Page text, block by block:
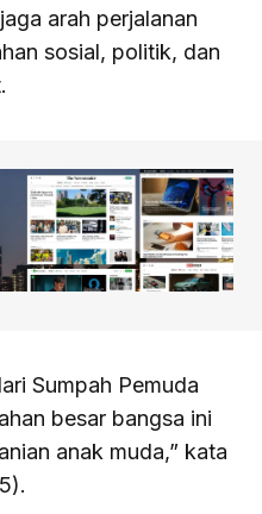
arah perjalanan
sosial, politik, dan
Sumpah Pemuda
besar bangsa ini
anak muda,” kata